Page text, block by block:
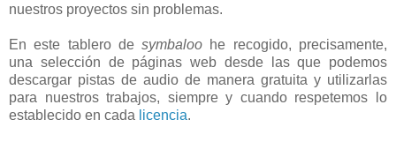
nuestros proyectos sin problemas.
En este tablero desymbaloo he recogido, precisamente,
una selección de páginas web desde las que podemos
descargar pistas de audio de manera gratuita y utilizarlas
para nuestros trabajos, siempre y cuando respetemos lo
establecido en cada licencia.